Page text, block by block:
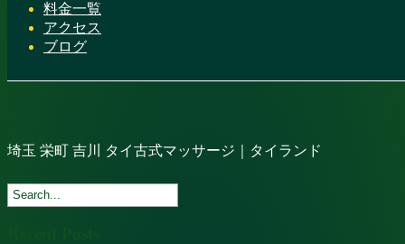
料金一覧
アクセス
ブログ
埼玉 栄町 吉川 タイ古式マッサージ｜タイランド